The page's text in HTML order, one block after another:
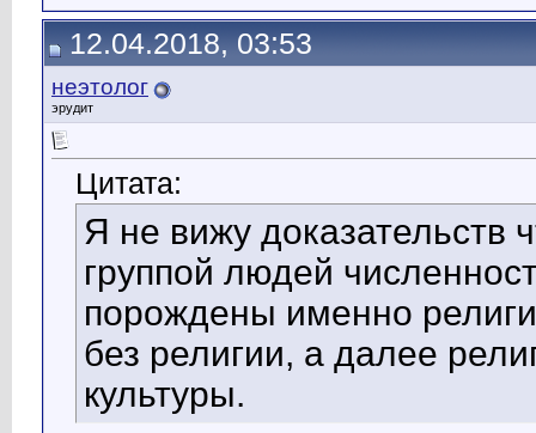
12.04.2018, 03:53
неэтолог
эрудит
Цитата:
Я не вижу доказательств
группой людей
порождены именно
без религии, а далее
культуры.